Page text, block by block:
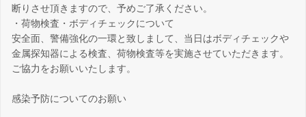
断りさせ頂きますので、予めご了承ください。
・荷物検査・ボディチェックについて
安全面、警備強化の一環と致しまして、当日はボディチェックや
金属探知器による検査、荷物検査等を実施させていただきます。
ご協力をお願いいたします。
感染予防についてのお願い